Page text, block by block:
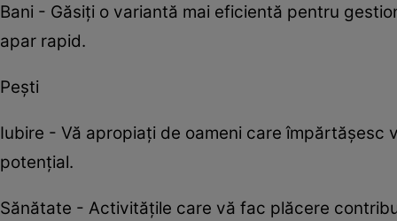
Bani - Găsiți o variantă mai eficientă pentru
apar rapid.
Pești
Iubire - Vă apropiați de oameni care împărtășesc
potențial.
Sănătate - Activitățile care vă fac plăcere